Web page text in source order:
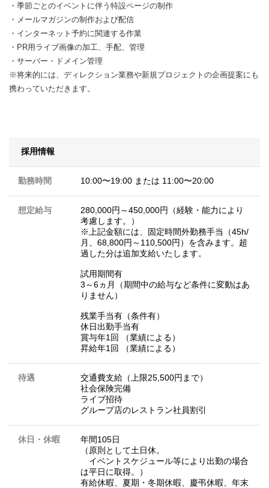
・季節ごとのイベントに伴う特設ページの制作
・メールマガジンの制作および配信
・インターネット予約に関連する作業
・PR用ライブ画像の加工、手配、管理
・サーバー・ドメイン管理
※将来的には、ディレクション業務や新規プロジェクトの企画提案にも
携わっていただきます。
採用情報
勤務時間 10:00〜19:00 または 11:00〜20:00
想定給与
280,000円～450,000円（経験・能力により
考慮します。）
※上記金額には、固定時間外勤務手当（45h/
月、68,800円～110,500円）を含みます。超
過した分は追加支給いたします。
試用期間有
3～6ヵ月（期間中の給与など条件に変動はあ
りません）
残業手当有（条件有）
休日出勤手当有
賞与年1回 （業績による）
昇給年1回 （業績による）
待遇
交通費支給（上限25,500円まで）
社会保険完備
ライブ招待
グループ店のレストラン社員割引
休日・休暇
年間105日
（原則として土日休。
イベントスケジュール等により出勤の場合
は平日に取得。）
有給休暇、夏期・冬期休暇、慶弔休暇、年末